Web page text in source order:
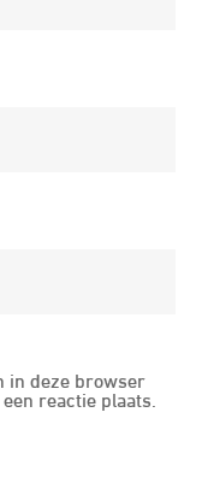
in deze browser
reactie plaats.